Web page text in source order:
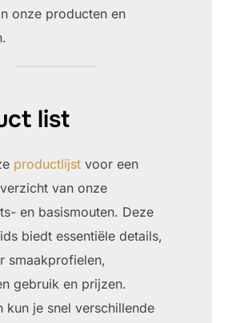
onze producten en
list
productlijstvoor een
van onze
en basismouten. Deze
biedt essentiële details,
smaakprofielen,
gebruik en prijzen.
kun je snel verschillende